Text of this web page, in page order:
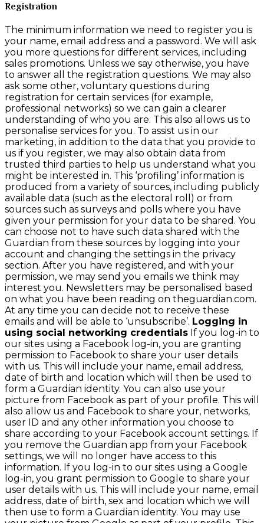
Registration
The minimum information we need to register you is
your name, email address and a password. We will ask
you more questions for different services, including
sales promotions. Unless we say otherwise, you have
to answer all the registration questions. We may also
ask some other, voluntary questions during
registration for certain services (for example,
professional networks) so we can gain a clearer
understanding of who you are. This also allows us to
personalise services for you. To assist us in our
marketing, in addition to the data that you provide to
us if you register, we may also obtain data from
trusted third parties to help us understand what you
might be interested in. This ‘profiling’ information is
produced from a variety of sources, including publicly
available data (such as the electoral roll) or from
sources such as surveys and polls where you have
given your permission for your data to be shared. You
can choose not to have such data shared with the
Guardian from these sources by logging into your
account and changing the settings in the privacy
section. After you have registered, and with your
permission, we may send you emails we think may
interest you. Newsletters may be personalised based
on what you have been reading on theguardian.com.
At any time you can decide not to receive these
emails and will be able to ‘unsubscribe’. Logging in
using social networking credentials If you log-in to
our sites using a Facebook log-in, you are granting
permission to Facebook to share your user details
with us. This will include your name, email address,
date of birth and location which will then be used to
form a Guardian identity. You can also use your
picture from Facebook as part of your profile. This will
also allow us and Facebook to share your, networks,
user ID and any other information you choose to
share according to your Facebook account settings. If
you remove the Guardian app from your Facebook
settings, we will no longer have access to this
information. If you log-in to our sites using a Google
log-in, you grant permission to Google to share your
user details with us. This will include your name, email
address, date of birth, sex and location which we will
then use to form a Guardian identity. You may use